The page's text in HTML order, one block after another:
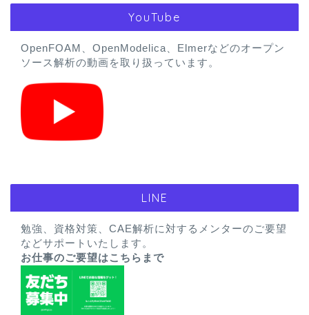
YouTube
OpenFOAM、OpenModelica、Elmerなどのオープン
ソース解析の動画を取り扱っています。
LINE
勉強、資格対策、CAE解析に対するメンターのご要望
などサポートいたします。
お仕事のご要望はこちらまで